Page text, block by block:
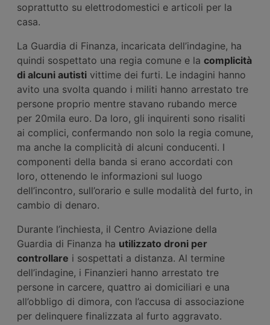
soprattutto su elettrodomestici e articoli per la
casa.
La Guardia di Finanza, incaricata dell’indagine, ha
quindi sospettato una regia comune e la complicità
di alcuni autisti vittime dei furti. Le indagini hanno
avito una svolta quando i militi hanno arrestato tre
persone proprio mentre stavano rubando merce
per 20mila euro. Da loro, gli inquirenti sono risaliti
ai complici, confermando non solo la regia comune,
ma anche la complicità di alcuni conducenti. I
componenti della banda si erano accordati con
loro, ottenendo le informazioni sul luogo
dell’incontro, sull’orario e sulle modalità del furto, in
cambio di denaro.
Durante l’inchiesta, il Centro Aviazione della
Guardia di Finanza ha utilizzato droni per
controllare i sospettati a distanza. Al termine
dell’indagine, i Finanzieri hanno arrestato tre
persone in carcere, quattro ai domiciliari e una
all’obbligo di dimora, con l’accusa di associazione
per delinquere finalizzata al furto aggravato.